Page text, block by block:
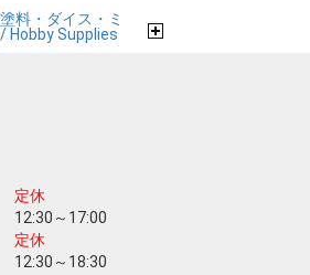
料・ダイス・ミ
Hobby Supplies
定休
12:30～17:00
定休
12:30～18:30